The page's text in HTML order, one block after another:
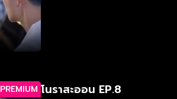
PREMIUM โนราสะออน EP.8